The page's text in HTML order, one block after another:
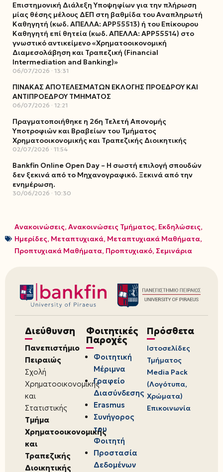
Επιστημονική Διάλεξη Υποψηφίων για την πλήρωση
μίας θέσης μέλους ΔΕΠ στη βαθμίδα του Αναπληρωτή
Καθηγητή (κωδ. ΑΠΕΛΛΑ: ΑΡΡ55513) ή του Επίκουρου
Καθηγητή επί θητεία (κωδ. ΑΠΕΛΛΑ: ΑΡΡ55514) στο
γνωστικό αντικείμενο «Χρηματοοικονομική
Διαμεσολάβηση και Τραπεζική (Financial
Intermediation and Banking)»
06/07/2026 13:31
ΠΙΝΑΚΑΣ ΑΠΟΤΕΛΕΣΜΑΤΩΝ ΕΚΛΟΓΗΣ ΠΡΟΕΔΡΟΥ ΚΑΙ
ΑΝΤΙΠΡΟΕΔΡΟΥ ΤΜΗΜΑΤΟΣ
06/07/2026 12:21
Πραγματοποιήθηκε η 26η Τελετή Απονομής
Υποτροφιών και Βραβείων του Τμήματος
Χρηματοοικονομικής και Τραπεζικής Διοικητικής
02/07/2026 11:54
Bankfin Online Open Day – Η σωστή επιλογή σπουδών
δεν ξεκινά από το Μηχανογραφικό. Ξεκινά από την
ενημέρωση.
30/06/2026 10:30
Ανακοινώσεις, Ανακοινώσεις Τμήματος, Εκδηλώσεις,
Ημερίδες, Μεταπτυχιακά, Μεταπτυχιακά Μαθήματα,
Προπτυχιακά Μαθήματα, Προπτυχιακό, Σεμινάρια
Διεύθυνση
Πανεπιστήμιο
Πειραιώς
Σχολή
Χρηματοοικονομικής
και
Στατιστικής
Τμήμα
Χρηματοοικονομικής
και
Τραπεζικής
Διοικητικής
Φοιτητικές
Παροχές
Φοιτητική
Μέριμνα
Γραφείο
Διασύνδεσης
Erasmus
Συνήγορος
του
Φοιτητή
Προστασία
Δεδομένων
Πρόσθετα
Ιστοσελίδες
Τμήματος
Media Pack
(Λογότυπα,
Χρώματα)
Επικοινωνία